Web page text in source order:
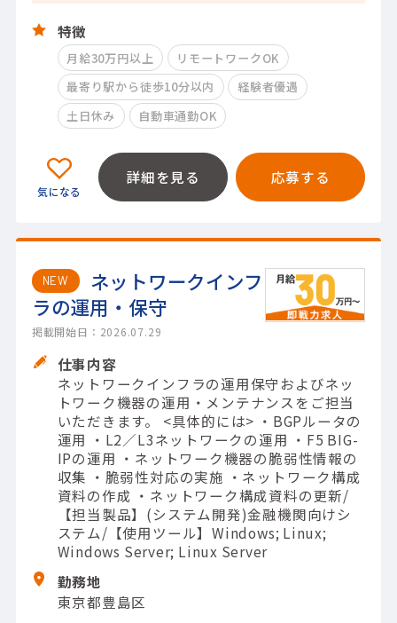
特徴
月給30万円以上
リモートワークOK
最寄り駅から徒歩10分以内
経験者優遇
土日休み
自動車通勤OK
詳細を見る 応募する
NEW
ネットワークインフ
ラの運用・保守
掲載開始日：2026.07.29
仕事内容
ネットワークインフラの運用保守およびネッ
トワーク機器の運用・メンテナンスをご担当
いただきます。 <具体的には> ・BGPルータの
運用 ・L2／L3ネットワークの運用 ・F5 BIG-
IPの運用 ・ネットワーク機器の脆弱性情報の
収集 ・脆弱性対応の実施 ・ネットワーク構成
資料の作成 ・ネットワーク構成資料の更新/
【担当製品】(システム開発)金融機関向けシ
ステム/【使用ツール】Windows; Linux;
Windows Server; Linux Server
勤務地
東京都豊島区